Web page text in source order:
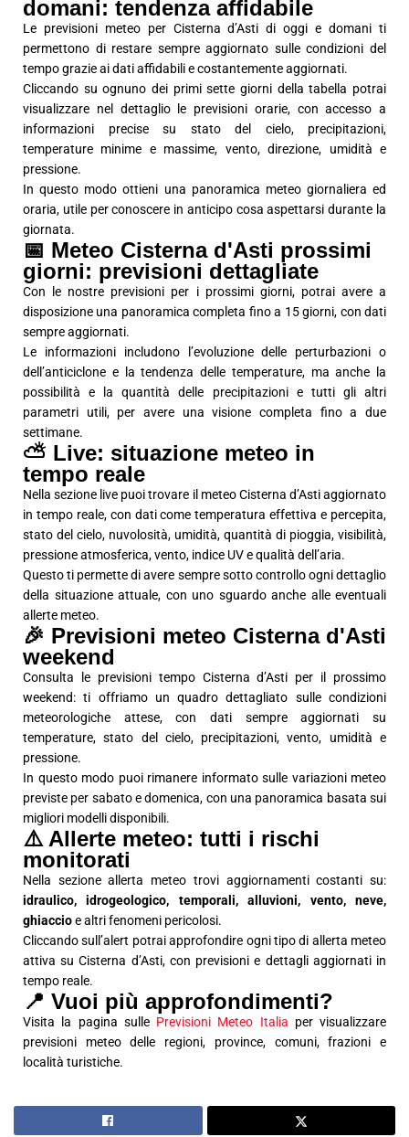
domani: tendenza affidabile
Le previsioni meteo per Cisterna d’Asti di oggi e domani ti
permettono di restare sempre aggiornato sulle condizioni del
tempo grazie ai dati affidabili e costantemente aggiornati.
Cliccando su ognuno dei primi sette giorni della tabella potrai
visualizzare nel dettaglio le previsioni orarie, con accesso a
informazioni precise su stato del cielo, precipitazioni,
temperature minime e massime, vento, direzione, umidità e
pressione.
In questo modo ottieni una panoramica meteo giornaliera ed
oraria, utile per conoscere in anticipo cosa aspettarsi durante la
giornata.
📅 Meteo Cisterna d'Asti prossimi
giorni: previsioni dettagliate
Con le nostre previsioni per i prossimi giorni, potrai avere a
disposizione una panoramica completa fino a 15 giorni, con dati
sempre aggiornati.
Le informazioni includono l’evoluzione delle perturbazioni o
dell’anticiclone e la tendenza delle temperature, ma anche la
possibilità e la quantità delle precipitazioni e tutti gli altri
parametri utili, per avere una visione completa fino a due
settimane.
⛅ Live: situazione meteo in
tempo reale
Nella sezione live puoi trovare il meteo Cisterna d’Asti aggiornato
in tempo reale, con dati come temperatura effettiva e percepita,
stato del cielo, nuvolosità, umidità, quantità di pioggia, visibilità,
pressione atmosferica, vento, indice UV e qualità dell’aria.
Questo ti permette di avere sempre sotto controllo ogni dettaglio
della situazione attuale, con uno sguardo anche alle eventuali
allerte meteo.
🎉 Previsioni meteo Cisterna d'Asti
weekend
Consulta le previsioni tempo Cisterna d’Asti per il prossimo
weekend: ti offriamo un quadro dettagliato sulle condizioni
meteorologiche attese, con dati sempre aggiornati su
temperature, stato del cielo, precipitazioni, vento, umidità e
pressione.
In questo modo puoi rimanere informato sulle variazioni meteo
previste per sabato e domenica, con una panoramica basata sui
migliori modelli disponibili.
⚠️ Allerte meteo: tutti i rischi
monitorati
Nella sezione allerta meteo trovi aggiornamenti costanti su:
idraulico, idrogeologico, temporali, alluvioni, vento, neve,
ghiaccioe altri fenomeni pericolosi.
Cliccando sull’alert potrai approfondire ogni tipo di allerta meteo
attiva su Cisterna d’Asti, con previsioni e dettagli aggiornati in
tempo reale.
📍 Vuoi più approfondimenti?
Visita la pagina sulle Previsioni Meteo Italia per visualizzare
previsioni meteo delle regioni, province, comuni, frazioni e
località turistiche.